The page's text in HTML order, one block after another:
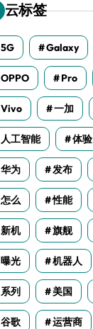
云标签
5G Galaxy
OPPO Pro
Vivo 一加
人工智能 体验
华为 发布
怎么 性能
新机 旗舰
曝光 机器人
系列 美国
谷歌 运营商